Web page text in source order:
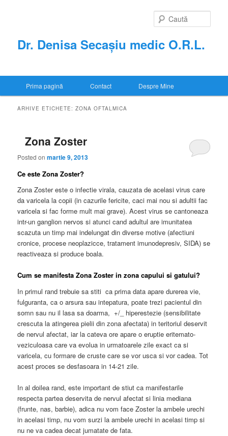
Dr. Denisa Secașiu medic O.R.L.
Prima pagină Contact Despre Mine
ARHIVE ETICHETE:ZONA OFTALMICA
Zona Zoster
Posted onmartie 9, 2013
Ce este Zona Zoster?
Zona Zoster este o infectie virala, cauzata de acelasi virus care
da varicela la copii (in cazurile fericite, caci mai nou si adultii fac
varicela si fac forme mult mai grave). Acest virus se cantoneaza
intr-un ganglion nervos si atunci cand adultul are imunitatea
scazuta un timp mai indelungat din diverse motive (afectiuni
cronice, procese neoplazicce, tratament imunodepresiv, SIDA) se
reactiveaza si produce boala.
Cum se manifesta Zona Zoster in zona capului si gatului?
In primul rand trebuie sa stiti ca prima data apare durerea vie,
fulguranta, ca o arsura sau intepatura, poate trezi pacientul din
somn sau nu il lasa sa doarma, +/_ hiperestezie (sensibilitate
crescuta la atingerea pielii din zona afectata) in teritoriul deservit
de nervul afectat, iar la cateva ore apare o eruptie eritemato-
veziculoasa care va evolua in urmatoarele zile exact ca si
varicela, cu formare de cruste care se vor usca si vor cadea. Tot
acest proces se desfasoara in 14-21 zile.
In al doilea rand, este important de stiut ca manifestarile
respecta partea deservita de nervul afectat si linia mediana
(frunte, nas, barbie), adica nu vom face Zoster la ambele urechi
in acelasi timp, nu vom surzi la ambele urechi in acelasi timp si
nu ne va cadea decat jumatate de fata.